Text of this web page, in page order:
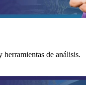
de análisis.